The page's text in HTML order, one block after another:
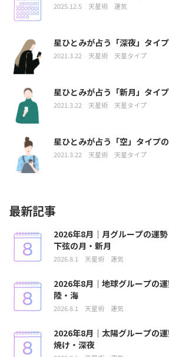
2025.12.5 天星術 運気
星ひとみが占う「深夜」タイ
2021.3.22 天星術 天星タイプ
星ひとみが占う「新月」タイ
2021.3.22 天星術 天星タイプ
星ひとみが占う「空」タイプ
2021.3.22 天星術 天星タイプ
最新記事
2026年8月｜月グループの運
下弦の月・新月
2026.8.1 天星術 運気
2026年8月｜地球グループの
陸・海
2026.8.1 天星術 運気
2026年8月｜太陽グループの
焼け・深夜